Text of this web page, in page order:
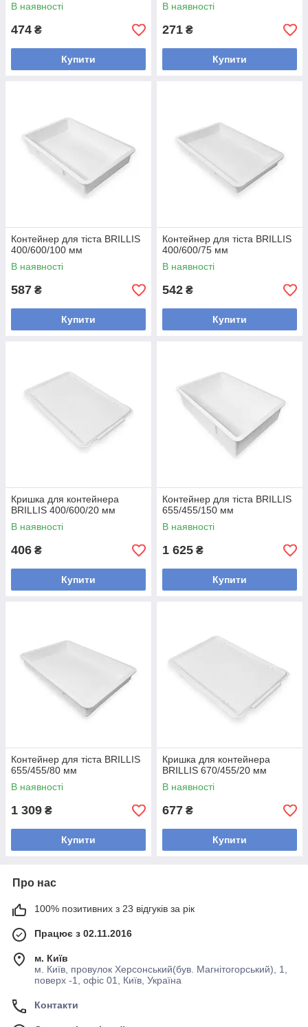
В наявності
474 ₴
Купити
В наявності
271 ₴
Купити
Контейнер для тіста BRILLIS
400/600/100 мм
В наявності
587 ₴
Купити
Контейнер для тіста BRILLIS
400/600/75 мм
В наявності
542 ₴
Купити
Кришка для контейнера
BRILLIS 400/600/20 мм
В наявності
406 ₴
Купити
Контейнер для тіста BRILLIS
655/455/150 мм
В наявності
1 625 ₴
Купити
Контейнер для тіста BRILLIS
655/455/80 мм
В наявності
1 309 ₴
Купити
Кришка для контейнера
BRILLIS 670/455/20 мм
В наявності
677 ₴
Купити
Про нас
100% позитивних з 23 відгуків за рік
Працює з 02.11.2016
м. Київ
м. Київ, провулок Херсонський(був. Магнітогорський), 1,
поверх -1, офіс 01, Київ, Україна
Контакти